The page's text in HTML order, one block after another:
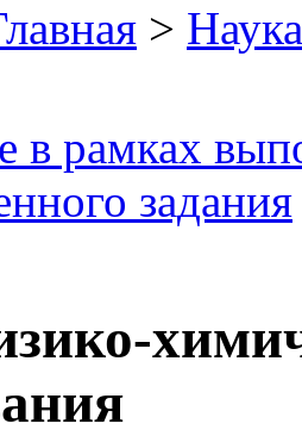
> Наука
в рамках
задания